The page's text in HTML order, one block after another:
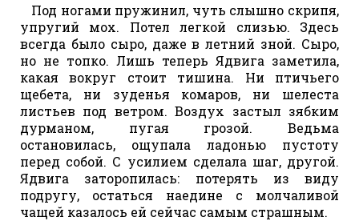
Под ногами пружинил, чуть слышно скрипя,
упругий мох. Потел легкой слизью. Здесь
всегда было сыро, даже в летний зной. Сыро,
но не топко. Лишь теперь Ядвига заметила,
какая вокруг стоит тишина. Ни птичьего
щебета, ни зуденья комаров, ни шелеста
листьев под ветром. Воздух застыл зябким
дурманом, пугая грозой. Ведьма
остановилась, ощупала ладонью пустоту
перед собой. С усилием сделала шаг, другой.
Ядвига заторопилась: потерять из виду
подругу, остаться наедине с молчаливой
чащей казалось ей сейчас самым страшным.